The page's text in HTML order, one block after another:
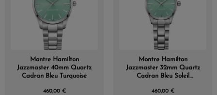
Montre Hamilton
Jazzmaster 40mm Quartz
Cadran Bleu Turquoise
460,00 €
Montre Hamilton
Jazzmaster 32mm Quartz
Cadran Bleu Soleil
460,00 €